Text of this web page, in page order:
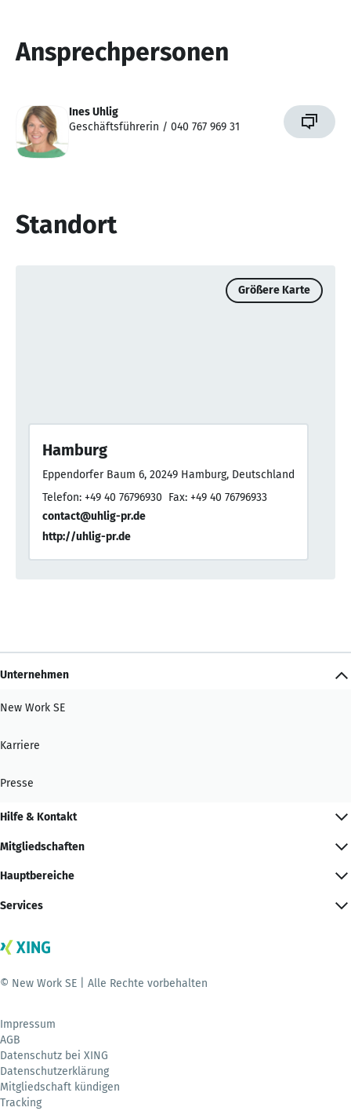
Ansprechpersonen
Ines Uhlig
Geschäftsführerin / 040 767 969 31
Standort
Größere Karte
Hamburg
Eppendorfer Baum 6, 20249 Hamburg, Deutschland
Telefon: +49 40 76796930 Fax: +49 40 76796933
contact@uhlig-pr.de
http://uhlig-pr.de
Unternehmen
New Work SE
Karriere
Presse
Hilfe & Kontakt
Mitgliedschaften
Hauptbereiche
Services
© New Work SE | Alle Rechte vorbehalten
Impressum
AGB
Datenschutz bei XING
Datenschutzerklärung
Mitgliedschaft kündigen
Tracking